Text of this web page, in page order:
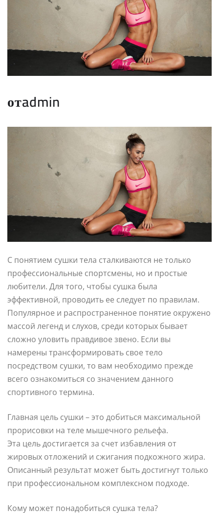
отadmin
С понятием сушки тела сталкиваются не только
профессиональные спортсмены, но и простые
любители. Для того, чтобы сушка была
эффективной, проводить ее следует по правилам.
Популярное и распространенное понятие окружено
массой легенд и слухов, среди которых бывает
сложно уловить правдивое звено. Если вы
намерены трансформировать свое тело
посредством сушки, то вам необходимо прежде
всего ознакомиться со значением данного
спортивного термина.
Главная цель сушки – это добиться максимальной
прорисовки на теле мышечного рельефа.
Эта цель достигается за счет избавления от
жировых отложений и сжигания подкожного жира.
Описанный результат может быть достигнут только
при профессиональном комплексном подходе.
Кому может понадобиться сушка тела?